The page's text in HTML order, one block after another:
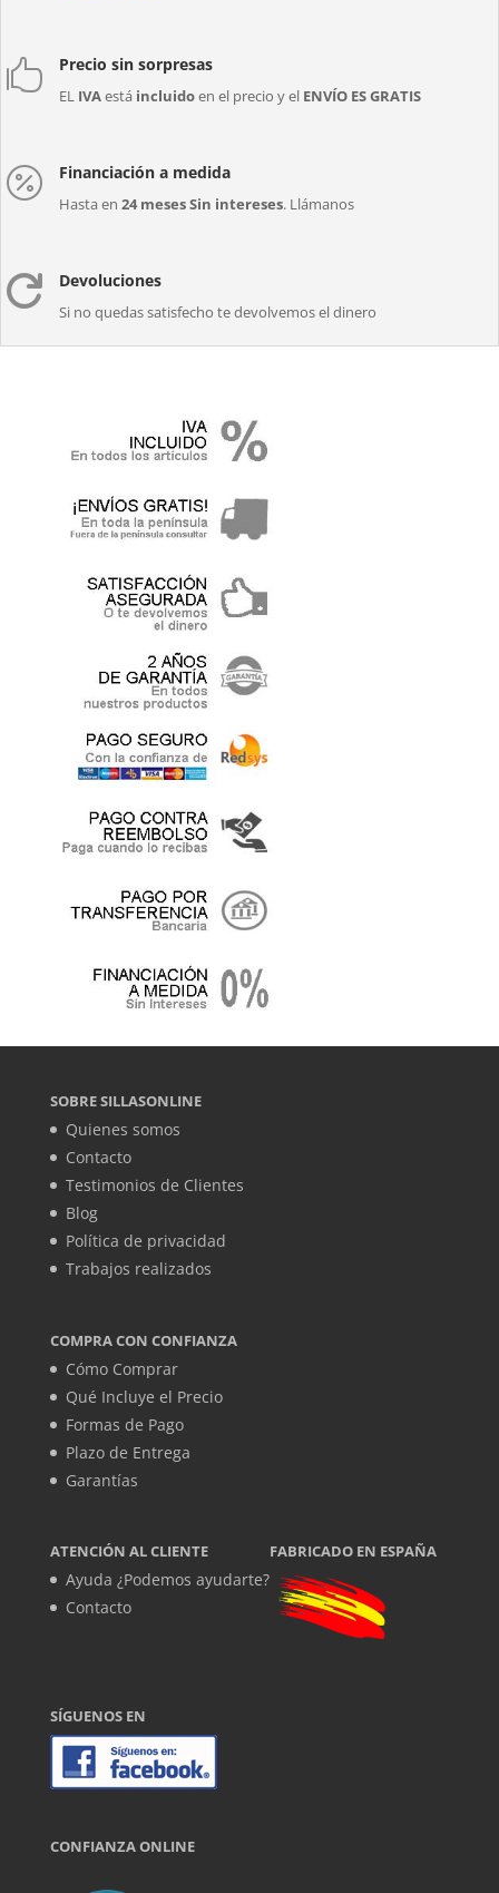
 Precio sin sorpresas
EL IVAestá incluidoen el precio y el ENVÍO ES GRATIS
 Financiación a medida
Hasta en 24 meses Sin intereses. Llámanos
 Devoluciones
Si no quedas satisfecho te devolvemos el dinero
SOBRE SILLASONLINE
Quienes somos
Contacto
Testimonios de Clientes
Blog
Política de privacidad
Trabajos realizados
COMPRA CON CONFIANZA
Cómo Comprar
Qué Incluye el Precio
Formas de Pago
Plazo de Entrega
Garantías
ATENCIÓN AL CLIENTE
Ayuda ¿Podemos ayudarte?
Contacto
FABRICADO EN ESPAÑA
SÍGUENOS EN
CONFIANZA ONLINE